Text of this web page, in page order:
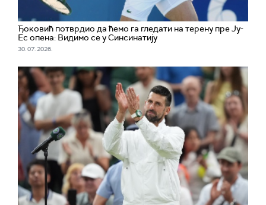
Ђоковић потврдио да ћемо га гледати на терену пре Ју-
Ес опена: Видимо се у Синсинатију
30. 07. 2026.